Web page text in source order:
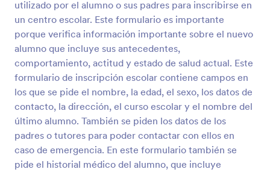
utilizado por el alumno o sus padres para inscribirse en
un centro escolar. Este formulario es importante
porque verifica información importante sobre el nuevo
alumno que incluye sus antecedentes,
comportamiento, actitud y estado de salud actual. Este
formulario de inscripción escolar contiene campos en
los que se pide el nombre, la edad, el sexo, los datos de
contacto, la dirección, el curso escolar y el nombre del
último alumno. También se piden los datos de los
padres o tutores para poder contactar con ellos en
caso de emergencia. En este formulario también se
pide el historial médico del alumno, que incluye
Vista previa